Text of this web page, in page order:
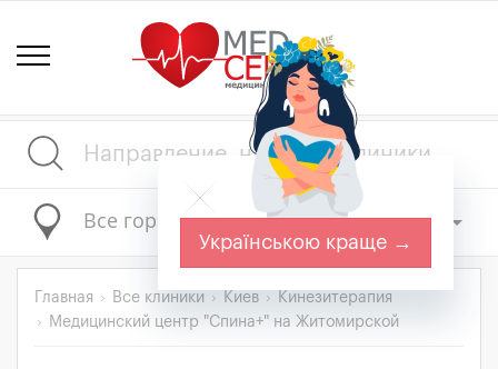
Все города
Главная Все клиники Киев
Кинезитерапия
Медицинский центр "Спина+" на Житомирской
Українською краще →